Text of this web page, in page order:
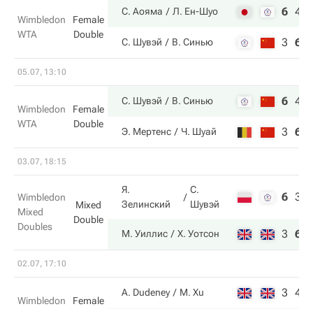
Wimbledon
WTA
Female
Double
С. Аояма Л. Ен-Шуо 6 4
С. Шувэй В. Синью 3 6
05.07, 13:10
Wimbledon
WTA
Female
Double
С. Шувэй В. Синью 6 4
Э. Мертенс Ч. Шуай 3 6
03.07, 18:15
Wimbledon
Mixed
Doubles
Mixed
Double
Я.
Зелинский
С.
Шувэй
6 3
М. Уиллис Х. Уотсон 3 6
02.07, 17:10
Wimbledon
Female
A. Dudeney M. Xu 3 4